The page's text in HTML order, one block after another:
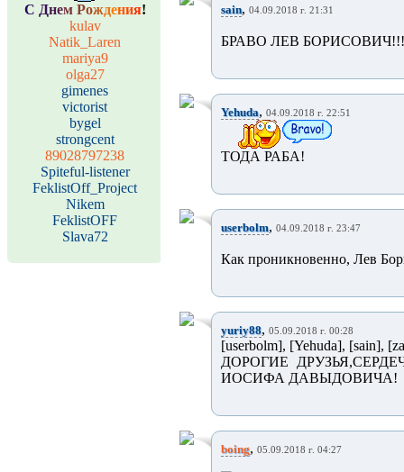
С Днем Рождения!
kulav
Natik_Laren
mariya9
olga27
gimenes
victorist
bygel
strongcent
89028797238
Spiteful-listener
FeklistOff_Project
Nikem
FeklistOFF
Slava72
sain, 04.09.2018 г. 21:31
БРАВО ЛЕВ
Yehuda, 04.09.2018 г. 22:51
ТОДА РАБА!
userbolm, 04.09.2018 г. 23:47
Как проникновенно, Лев
yuriy88, 05.09.2018 г. 00:28
[userbolm], [Yehuda], [sain],
ДОРОГИЕ
ИОСИФА ДАВЫДОВИЧА!
boing, 05.09.2018 г. 04:27